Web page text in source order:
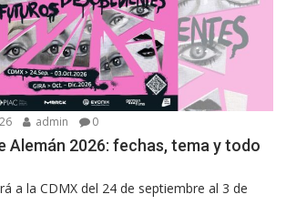
admin 0
Alemán 2026: fechas, tema y todo
a la CDMX del 24 de septiembre al 3 de